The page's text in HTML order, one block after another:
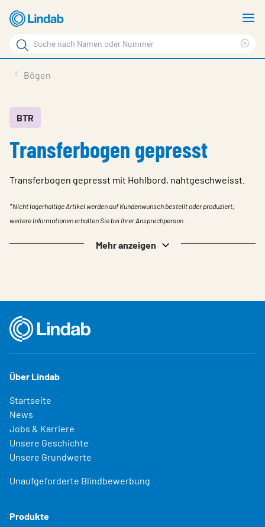
Zum
Hauptinhalt
Suchbegriff
Seite
durchsuchen
Im Fokus
Über Lindab
Einloggen
Sprache wählen
Switzerland - German
Bögen
BTR
Transferbogen gepresst
Transferbogen gepresst mit Hohlbord, nahtgeschweisst.
*Nicht lagerhaltige Artikel werden auf Kundenwunsch bestellt oder produziert,
weitere Informationen erhalten Sie bei Ihrer Ansprechperson.
Mehr anzeigen
Über Lindab
Startseite
News
Jobs & Karriere
Unsere Geschichte
Unsere Grundwerte
Unaufgeforderte Blindbewerbung
Produkte